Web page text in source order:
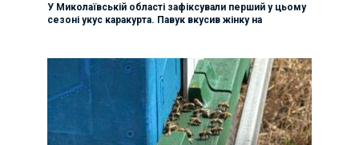
У Миколаївській області зафіксували перший у цьому
сезоні укус каракурта. Павук вкусив жінку на